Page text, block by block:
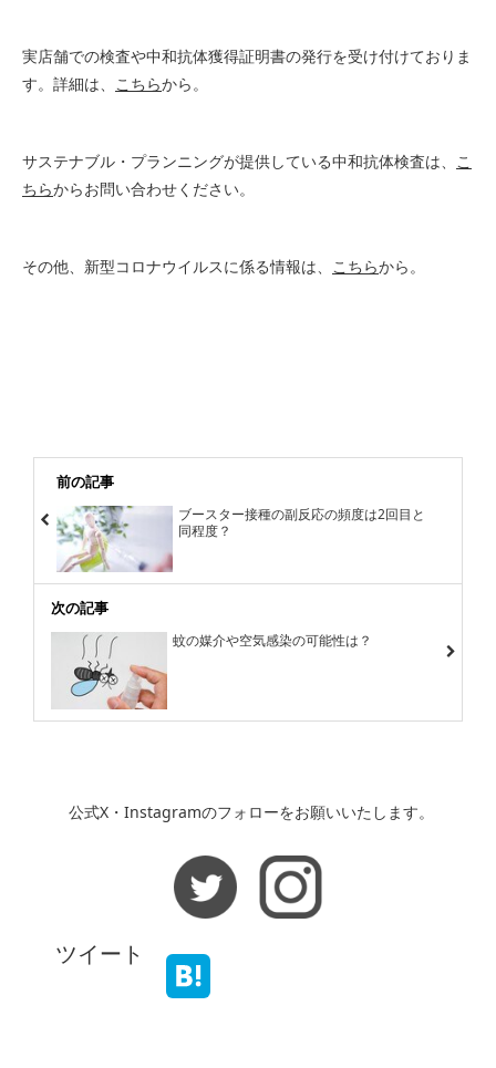
実店舗での検査や中和抗体獲得証明書の発行を受け付けておりま
す。詳細は、 こちらから。
サステナブル・プランニングが提供している中和抗体検査は、 こ
ちらからお問い合わせください。
その他、新型コロナウイルスに係る情報は、 こちらから。
前の記事
ブースター接種の副反応の頻度は2回目と
同程度？
次の記事
蚊の媒介や空気感染の可能性は？
公式X・Instagramのフォローをお願いいたします。
ツイート